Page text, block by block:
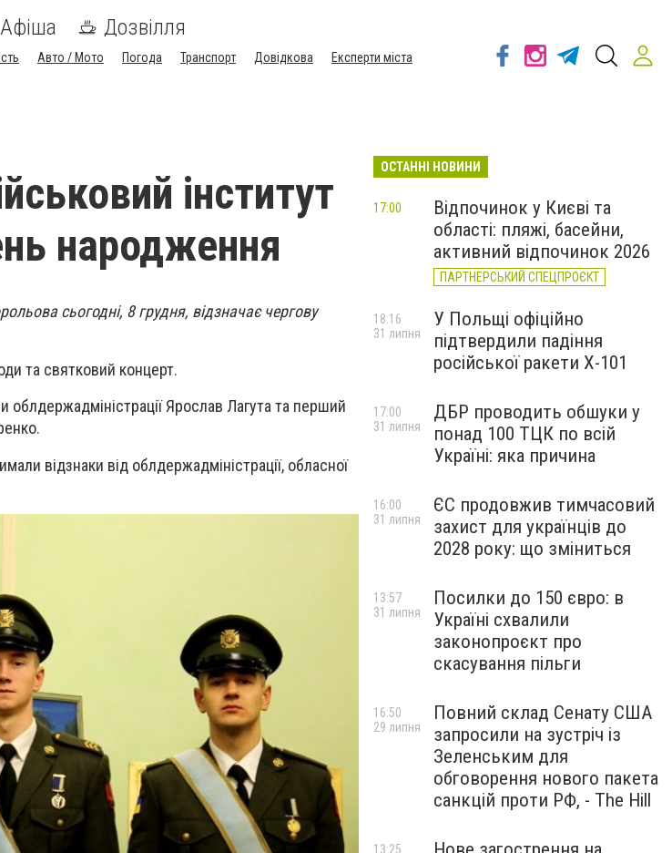
Афіша Дозвілля
Авто / Мото Погода Транспорт Довідкова
Експерти міста
інститут
народження
сьогодні, 8 грудня, відзначає чергову
та святковий концерт.
облдержадміністрації Ярослав Лагута та перший
відзнаки від облдержадміністрації, обласної
ОСТАННІ НОВИНИ
Відпочинок у Києві та
області: пляжі, басейни,
активний відпочинок 2026
ПАРТНЕРСЬКИЙ СПЕЦПРОЄКТ
17:00
У Польщі офіційно
підтвердили падіння
російської ракети Х-101
18:16
31 липня
ДБР проводить обшуки у
понад 100 ТЦК по всій
Україні: яка причина
17:00
31 липня
ЄС продовжив тимчасовий
захист для українців до
2028 року: що зміниться
16:00
31 липня
Посилки до 150 євро: в
Україні схвалили
законопроєкт про
скасування пільги
13:57
31 липня
Повний склад Сенату США
запросили на зустріч із
Зеленським для
обговорення нового пакета
санкцій проти РФ, - The Hill
16:50
29 липня
13:25